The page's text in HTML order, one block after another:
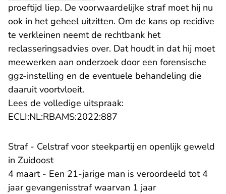
proeftijd liep. De voorwaardelijke straf moet hij nu
ook in het geheel uitzitten. Om de kans op recidive
te verkleinen neemt de rechtbank het
reclasseringsadvies over. Dat houdt in dat hij moet
meewerken aan onderzoek door een forensische
ggz-instelling en de eventuele behandeling die
daaruit voortvloeit.
Lees de volledige uitspraak:
ECLI:NL:RBAMS:2022:887
Straf - Celstraf voor steekpartij en openlijk geweld
in Zuidoost
4 maart - Een 21-jarige man is veroordeeld tot 4
jaar gevangenisstraf waarvan 1 jaar